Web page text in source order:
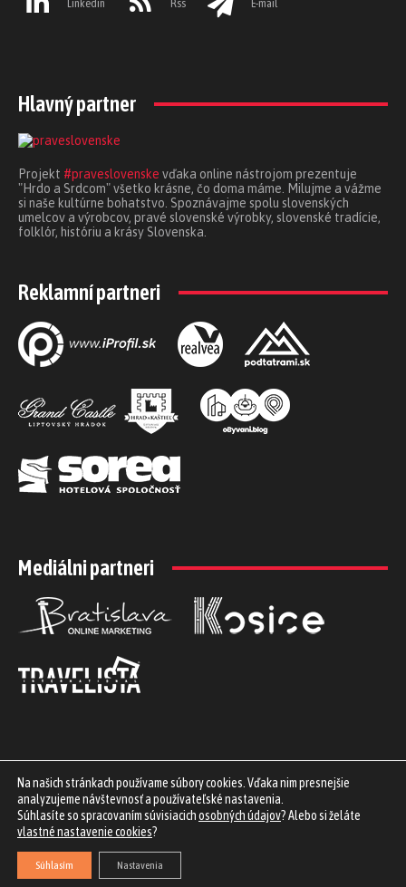
Linkedin Rss E-mail
Hlavný partner
Projekt #praveslovenske vďaka online nástrojom prezentuje
"Hrdo a Srdcom" všetko krásne, čo doma máme. Milujme a vážme
si naše kultúrne bohatstvo. Spoznávajme spolu slovenských
umelcov a výrobcov, pravé slovenské výrobky, slovenské tradície,
folklór, históriu a krásy Slovenska.
Reklamní partneri
Mediálni partneri
Využívame biznis službyiProfil.sk
Obchod#praveslovenske| Spoznajte
Na našich stránkach používame súbory cookies. Vďaka nim presnejšie
analyzujeme návštevnosť a používateľské nastavenia.
Súhlasíte so spracovaním súvisiacichosobných údajov? Alebo si želáte
vlastné nastavenie cookies?
Súhlasím Nastavenia